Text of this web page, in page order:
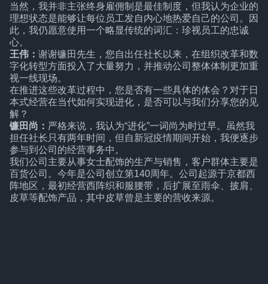
当然，我并非主张终身雇佣制是最佳制度，但我认为企业的
理想状态是能够让每位员工发自内心地热爱自己的公司。因
此，我仍愿意使用一个略显传统的词汇：珍视员工的忠诚
心。
王伟： 谢谢镰田先生，您自出任社长以来，在组织改革和数
字化转型方面投入了大量努力，并推动公司整体体制更加重
视一线现场。
在推进这些改革过程中，您是否有一些具体的体会？对于日
本式经营在当代如何实现进化，是否可以与我们分享您的见
解？
镰田尚： 严格来说，我认为“进化”一词尚为时过早。虽然我
担任社长只有两年时间，但自新冠疫情期间开始，我便逐步
参与到公司的经营事务中。
我们公司主要从事女士配饰的生产与销售，客户群体主要是
百货公司。今年是公司创立第140周年。公司起源于京都西
阵地区，最初经营西阵织和服腰带，后扩展至雨伞、披肩、
皮草等配饰产品，其中皮草曾是主要的营收来源。